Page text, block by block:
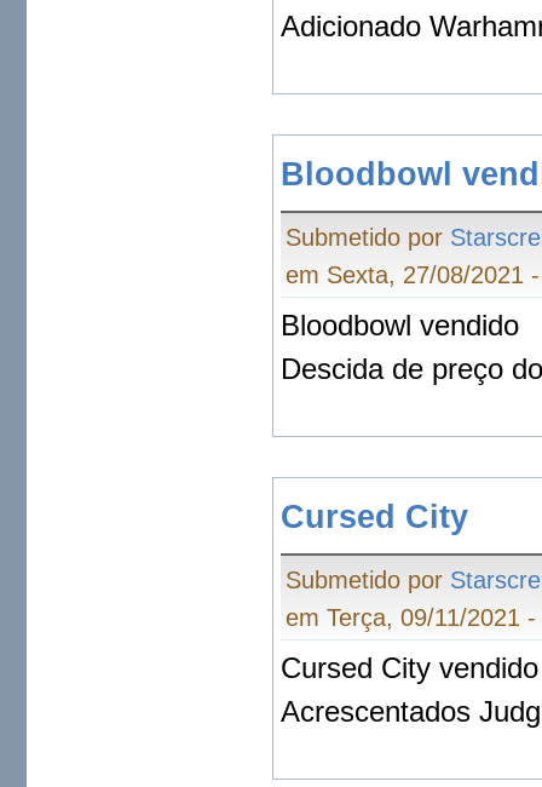
Adicionado
Bloodbowl
Submetido por
em Sexta, 27/08/2021
Bloodbowl vendido
Descida de preço
Cursed City
Submetido por
em Terça, 09/11/2021
Cursed City vendido
Acrescentados